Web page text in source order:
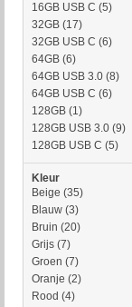
16GB USB C (5)
32GB (17)
32GB USB C (6)
64GB (6)
64GB USB 3.0 (8)
64GB USB C (6)
128GB (1)
128GB USB 3.0 (9)
128GB USB C (5)
Kleur
Beige (35)
Blauw (3)
Bruin (20)
Grijs (7)
Groen (7)
Oranje (2)
Rood (4)